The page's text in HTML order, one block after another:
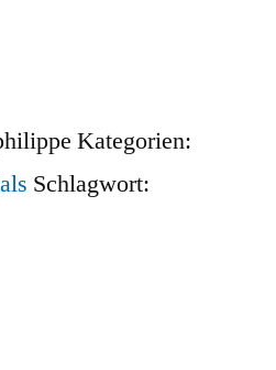
Kategorien:
Schlagwort: